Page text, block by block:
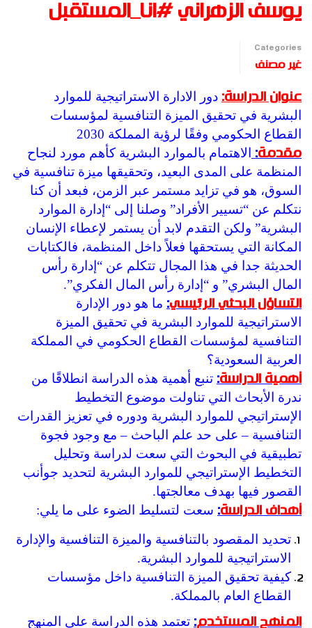
يوسف الزهراني #انا_المستقبل
Categories
غير مصنف
عنوان الدراسة: دور الادارة الاستراتيجية للموارد
البشرية في تحقيق الميزة التنافسية لمؤسسات
القطاع الحكومي وفقًا لرؤية المملكة 2030
مقدمة:
الاهتمام بالموارد البشرية كأهم مورد لنجاح
المنظمة على المدى البعيد، وتحقيقها ميزة تنافسية في
السوق، هو في تزايد مستمر عبر الزمن، فبعد أن كنا
نتكلم عن “تسيير الأفراد” وصلنا إلى “إدارة الموارد
البشرية” ولكن التقدم لابد أن يستمر لإعطاء الإنسان
المكانة التي يستحقها فعلاً داخل المنظمة، فالكتابات
الحديثة جدا في هذا المجال تتكلم عن “إدارة رأس
المال البشري” و “إدارة رأس المال الفكري”.
التساؤل البحثي الرئيسي: ما هو دور الإدارة
الاستراتيجية للموارد البشرية في تحقيق الميزة
التنافسية لمؤسسات القطاع الحكومي في المملكة
العربية السعودية؟
أهمية الدراسة: تنبع أهمية هذه الدراسة انطلاقًا من
ندرة الأبحاث التي تناولت موضوع التخطيط
الإستراتيجي للموارد البشرية ودوره في تعزيز القدرات
التنافسية – على حد علم الباحث – مع وجود فجوة
تطبيقية في البحوث التي سعت لدراسة وتحليل
التخطيط الإستراتيجي للموارد البشرية لتحديد جوأنب
القصور فيها بهدف معالجتها.
أهداف الدراسة: سعت لتسليط الضوء على ما يلي:
تحديد المقصود بالتنافسية والميزة التنافسية والإدارة
الاستراتيجية للموارد البشرية.
كيفية تحقيق الميزة التنافسية داخل مؤسسات
القطاع العام بالمملكة.
المنهج المستخدم: تعتمد هذه الدراسة على المنهج